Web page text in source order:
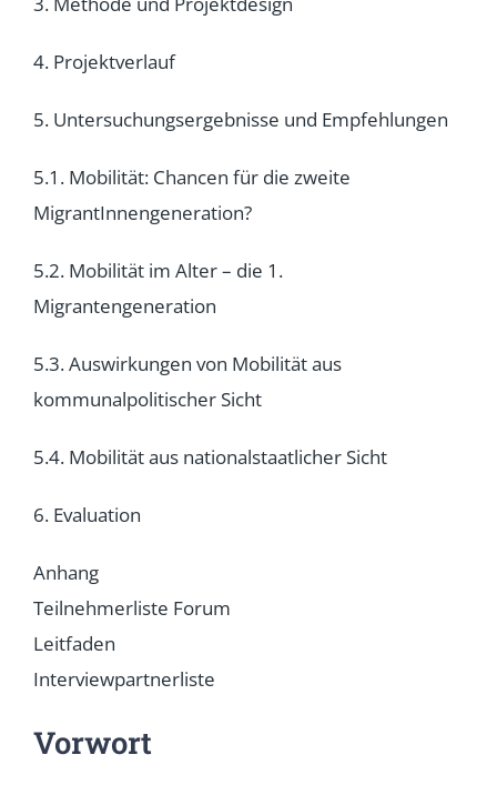
4. Projektverlauf
5. Untersuchungsergebnisse und Empfehlungen
5.1. Mobilität: Chancen für die zweite
MigrantInnengeneration?
5.2. Mobilität im Alter – die 1.
Migrantengeneration
5.3. Auswirkungen von Mobilität aus
kommunalpolitischer Sicht
5.4. Mobilität aus nationalstaatlicher Sicht
6. Evaluation
Anhang
Teilnehmerliste Forum
Leitfaden
Interviewpartnerliste
Vorwort